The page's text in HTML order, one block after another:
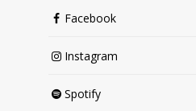
Facebook
Instagram
Spotify